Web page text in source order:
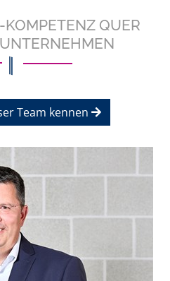
KOMPETENZ QUER
Team kennen